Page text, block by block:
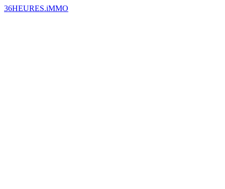
36HEURES.iMMO